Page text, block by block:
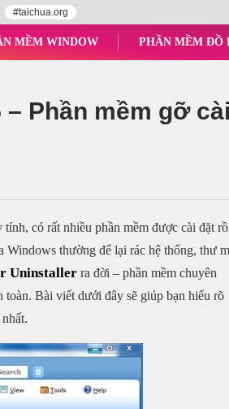
#taichua.org
MỀM WINDOW PHẦN MỀM ĐỒ
Phần mềm gỡ
có rất nhiều phần mềm được cài đặt
Windows thường để lại rác hệ thống, thư
Uninstaller ra đời – phần mềm chuyên
toàn. Bài viết dưới đây sẽ giúp bạn hiểu rõ